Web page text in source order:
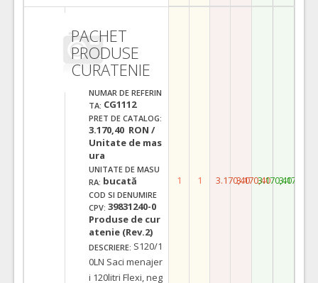
PACHET
PRODUSE
CURATENIE
NUMAR DE REFERIN
TA: CG1112
PRET DE CATALOG:
3.170,40 RON /
Unitate de mas
ura
UNITATE DE MASU
RA: bucată
COD SI DENUMIRE
CPV: 39831240-0
Produse de cur
atenie (Rev.2)
DESCRIERE: S120/1
0LN Saci menajer
i 120litri Flexi, neg
1 1 3.170,403.170,403.170,403.170,40